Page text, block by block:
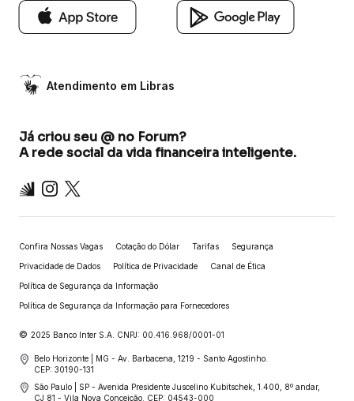
Atendimento em Libras
Já criou seu @ no Forum?
A rede social da vida financeira inteligente.
Inter Instagram
X
Confira Nossas Vagas Cotação do Dólar Tarifas Segurança
Privacidade de Dados Política de Privacidade Canal de Ética
Política de Segurança da Informação
Política de Segurança da Informação para Fornecedores
© 2025 Banco Inter S.A. CNPJ: 00.416.968/0001-01
Belo Horizonte | MG - Av. Barbacena, 1219 - Santo Agostinho.
CEP: 30190-131
São Paulo | SP - Avenida Presidente Juscelino Kubitschek, 1.400, 8º andar,
CJ 81 - Vila Nova Conceição. CEP: 04543-000